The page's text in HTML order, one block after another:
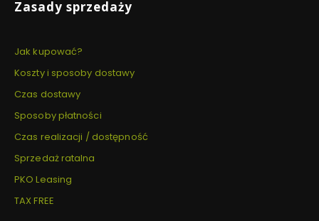
Zasady sprzedaży
Jak kupować?
Koszty i sposoby dostawy
Czas dostawy
Sposoby płatności
Czas realizacji / dostępność
Sprzedaż ratalna
PKO Leasing
TAX FREE